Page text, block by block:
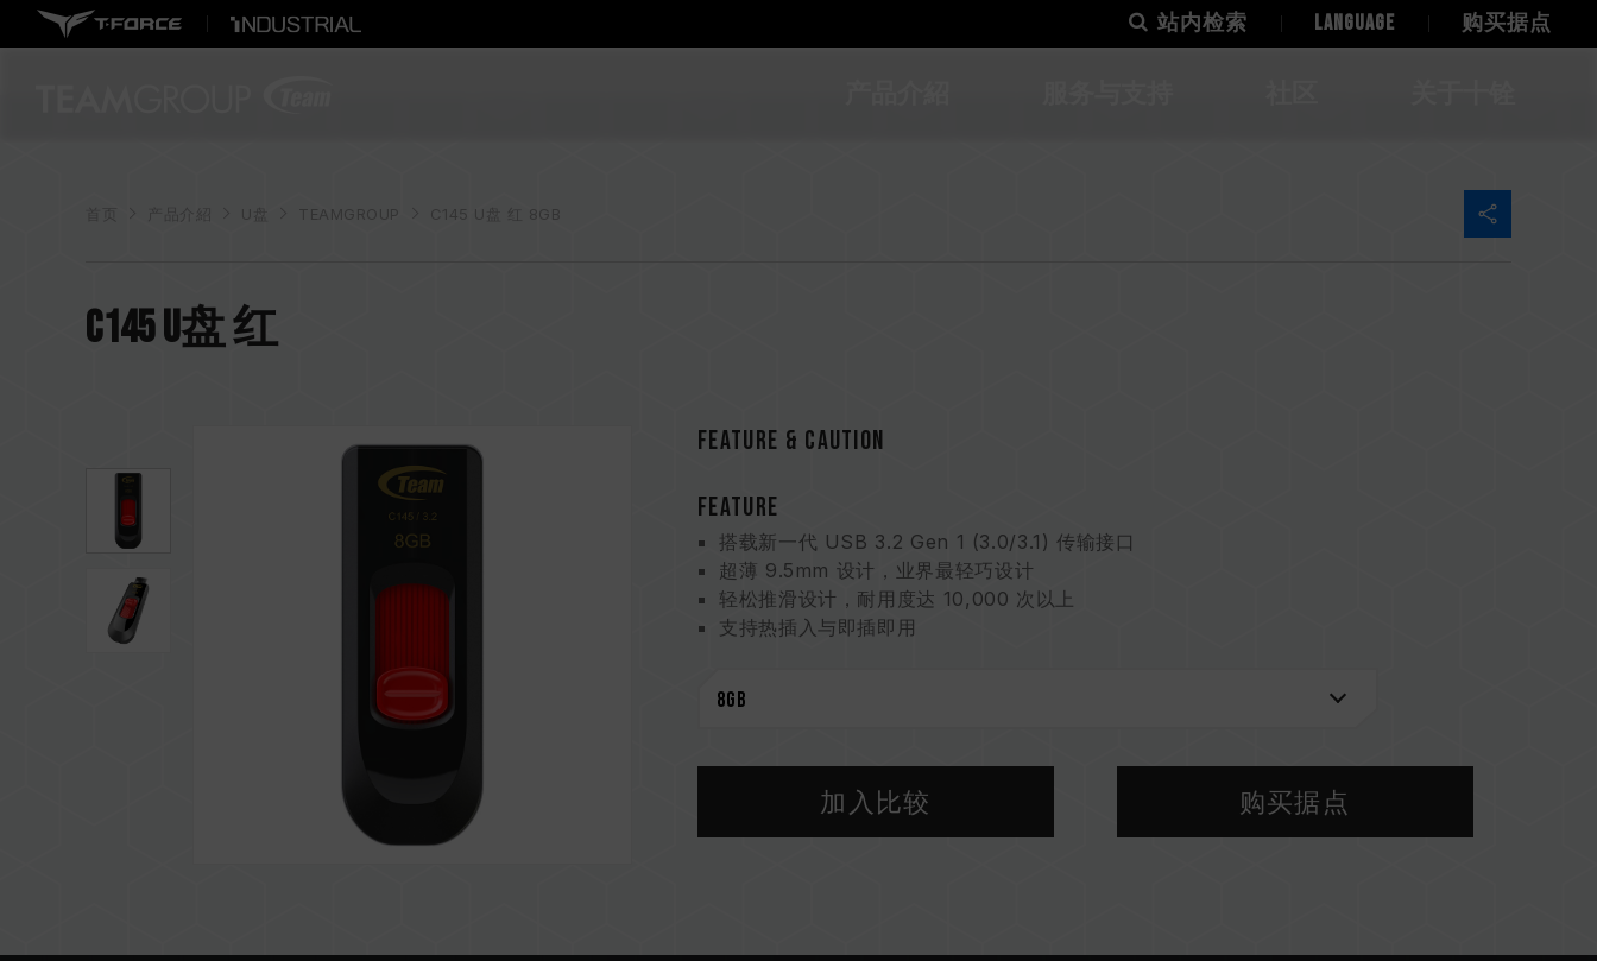
站内检索 LANGUAGE 购买据点
产品介紹 U盘 TEAMGROUP C145 U盘 红 8GB
C145 U盘 红
Feature & CAUTION
FEATURE
搭载新一代 USB 3.2 Gen 1 (3.0/3.1) 传输接口
超薄 9.5mm 设计，业界最轻巧设计
轻松推滑设计，耐用度达 10,000 次以上
支持热插入与即插即用
支持省电模式
加入比较 购买据点